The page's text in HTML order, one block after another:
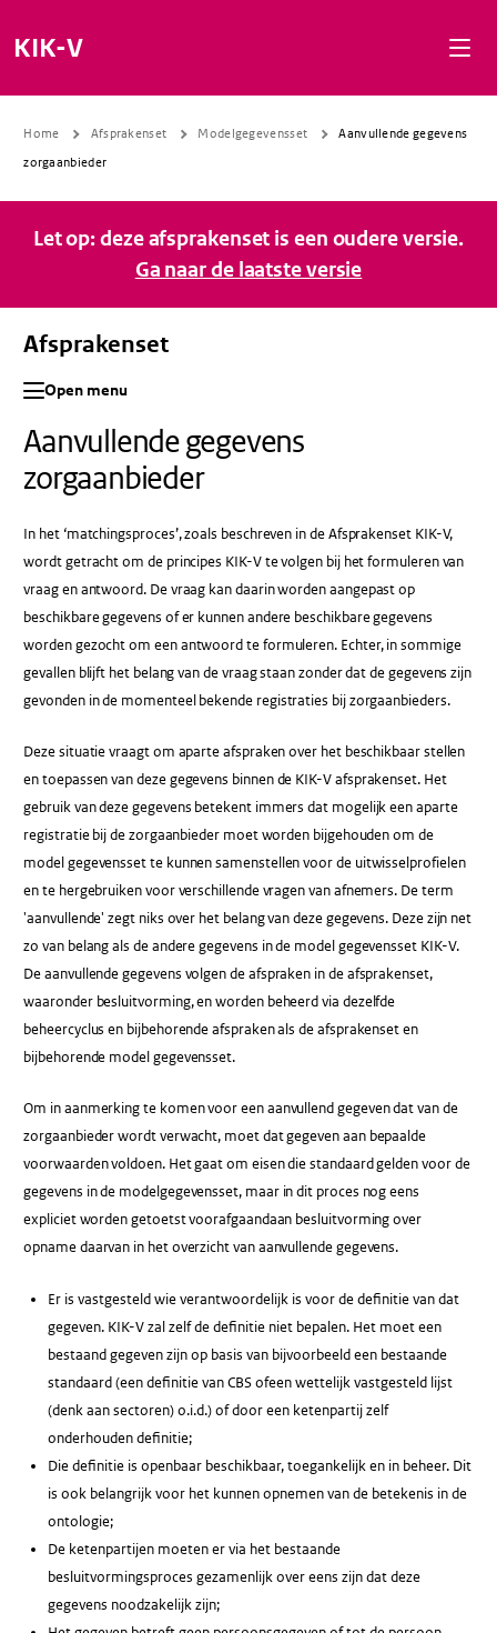
KIK-V
Home Afsprakenset Modelgegevensset
Aanvullende gegevens
zorgaanbieder
Let op: deze afsprakenset is een oudere versie.
Ga naar de laatste versie
Afsprakenset
Open menu
Aanvullende gegevens
zorgaanbieder
In het ‘matchingsproces’, zoals beschreven in de Afsprakenset KIK-V,
wordt getracht om de principes KIK-V te volgen bij het formuleren van
vraag en antwoord. De vraag kan daarin worden aangepast op
beschikbare gegevens of er kunnen andere beschikbare gegevens
worden gezocht om een antwoord te formuleren. Echter, in sommige
gevallen blijft het belang van de vraag staan zonder dat de gegevens zijn
gevonden in de momenteel bekende registraties bij zorgaanbieders.
Deze situatie vraagt om aparte afspraken over het beschikbaar stellen
en toepassen van deze gegevens binnen de KIK-V afsprakenset. Het
gebruik van deze gegevens betekent immers dat mogelijk een aparte
registratie bij de zorgaanbieder moet worden bijgehouden om de
model gegevensset te kunnen samenstellen voor de uitwisselprofielen
en te hergebruiken voor verschillende vragen van afnemers. De term
'aanvullende' zegt niks over het belang van deze gegevens. Deze zijn net
zo van belang als de andere gegevens in de model gegevensset KIK-V.
De aanvullende gegevens volgen de afspraken in de afsprakenset,
waaronder besluitvorming, en worden beheerd via dezelfde
beheercyclus en bijbehorende afspraken als de afsprakenset en
bijbehorende model gegevensset.
Om in aanmerking te komen voor een aanvullend gegeven dat van de
zorgaanbieder wordt verwacht, moet dat gegeven aan bepaalde
voorwaarden voldoen. Het gaat om eisen die standaard gelden voor de
gegevens in de modelgegevensset, maar in dit proces nog eens
expliciet worden getoetst voorafgaandaan besluitvorming over
opname daarvan in het overzicht van aanvullende gegevens.
Er is vastgesteld wie verantwoordelijk is voor de definitie van dat
gegeven. KIK-V zal zelf de definitie niet bepalen. Het moet een
bestaand gegeven zijn op basis van bijvoorbeeld een bestaande
standaard (een definitie van CBS ofeen wettelijk vastgesteld lijst
(denk aan sectoren) o.i.d.) of door een ketenpartij zelf
onderhouden definitie;
Die definitie is openbaar beschikbaar, toegankelijk en in beheer. Dit
is ook belangrijk voor het kunnen opnemen van de betekenis in de
ontologie;
De ketenpartijen moeten er via het bestaande
besluitvormingsproces gezamenlijk over eens zijn dat deze
gegevens noodzakelijk zijn;